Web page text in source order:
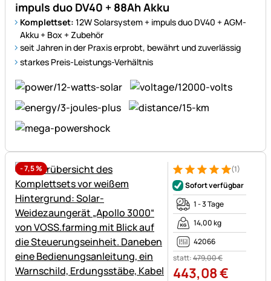
impuls duo DV40 + 88Ah Akku
Komplettset: 12W Solarsystem + impuls duo DV40 + AGM-
Akku + Box + Zubehör
seit Jahren in der Praxis erprobt, bewährt und zuverlässig
starkes Preis-Leistungs-Verhältnis
-7,5% Bewertung: 5 von 5 (1
1 Bewertung
(1)
Sofort verfügbar
1 - 3 Tage
14,00 kg
42066
statt:479,00€
443,08€